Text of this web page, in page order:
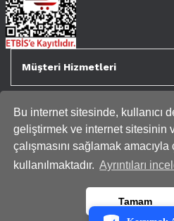
Bu internet sitesinde, kullanıcı
geliştirmek ve internet sitesinin
çalışmasını sağlamak
kullanılmaktadır. Ayrıntıları
Tamam7/24
Müşteri Hizmetleri
Tüm kredi kartı bilgileriniz 256bit SSL
Genispencere.com Tüm Hakları